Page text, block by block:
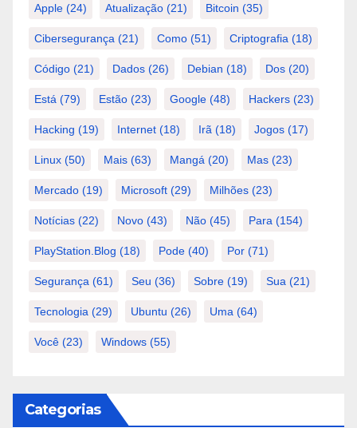
Apple (24) Atualização (21) Bitcoin (35)
Cibersegurança (21) Como (51) Criptografia (18)
Código (21) Dados (26) Debian (18) Dos (20)
Está (79) Estão (23) Google (48) Hackers (23)
Hacking (19) Internet (18) Irã (18) Jogos (17)
Linux (50) Mais (63) Mangá (20) Mas (23)
Mercado (19) Microsoft (29) Milhões (23)
Notícias (22) Novo (43) Não (45) Para (154)
PlayStation.Blog (18) Pode (40) Por (71)
Segurança (61) Seu (36) Sobre (19) Sua (21)
Tecnologia (29) Ubuntu (26) Uma (64)
Você (23) Windows (55)
Categorias